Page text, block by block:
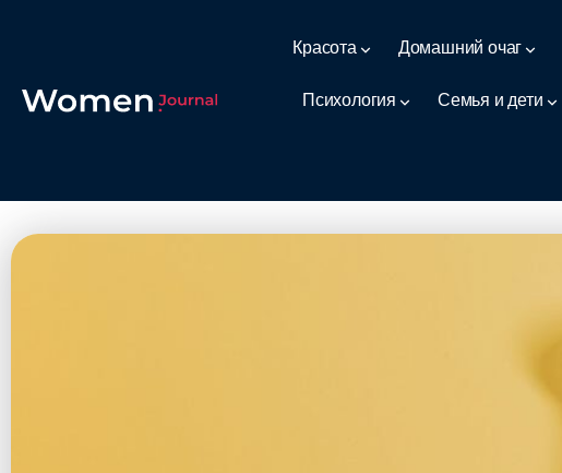
Красота Домашний очаг
Психология Семья и дети